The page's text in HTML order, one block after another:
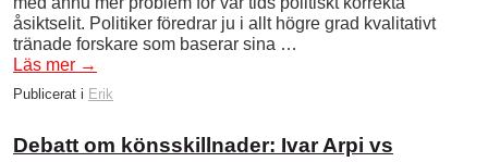
åsiktselit. Politiker föredrar ju i allt högre grad kvalitativt
tränade forskare som baserar sina …
Läs mer →
Publicerat i Erik
Debatt om könsskillnader: Ivar Arpi vs